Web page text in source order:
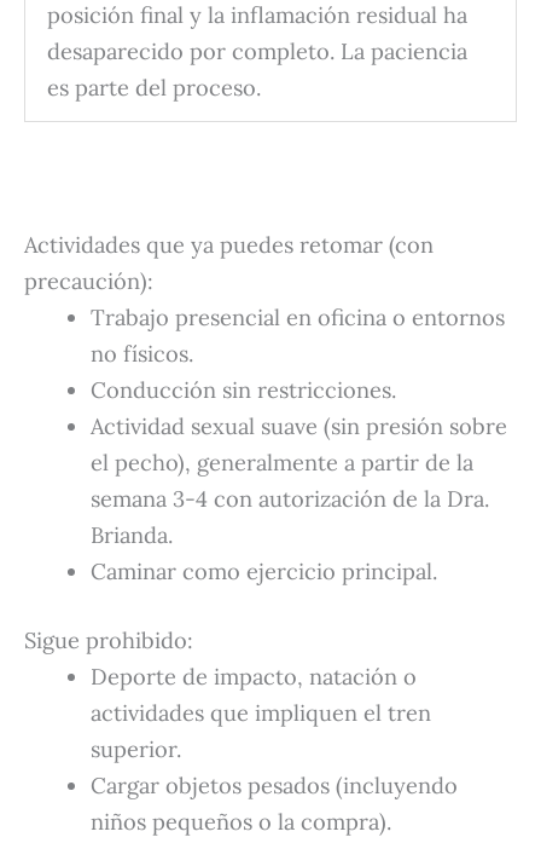
posición final y la inflamación residual ha
desaparecido por completo. La paciencia
es parte del proceso.
Actividades que ya puedes retomar (con
precaución):
Trabajo presencial en oficina o entornos
no físicos.
Conducción sin restricciones.
Actividad sexual suave (sin presión sobre
el pecho), generalmente a partir de la
semana 3-4 con autorización de la Dra.
Brianda.
Caminar como ejercicio principal.
Sigue prohibido:
Deporte de impacto, natación o
actividades que impliquen el tren
superior.
Cargar objetos pesados (incluyendo
niños pequeños o la compra).